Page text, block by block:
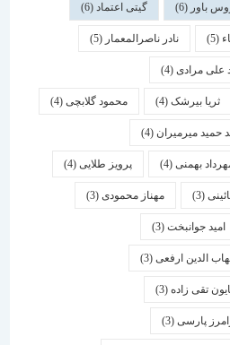
(6) گیتی اعتماد(6)
نادر ناصرالمعمار (5)
(4)
(4) محمود گلابچی(4)
(4)
(4) پرویز طلایی(4)
مهناز محمودی(3)
(3)
ارفعی(3)
زاده(3)
(3)